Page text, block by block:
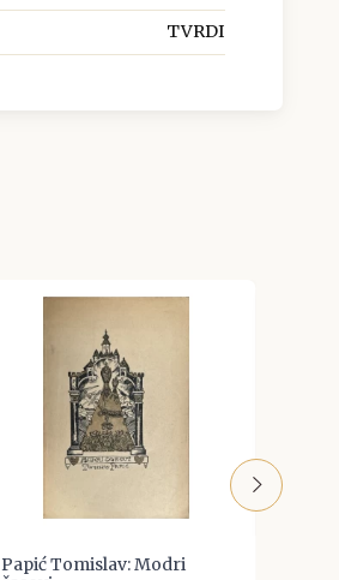
TVRDI
Papić Tomislav: Modri